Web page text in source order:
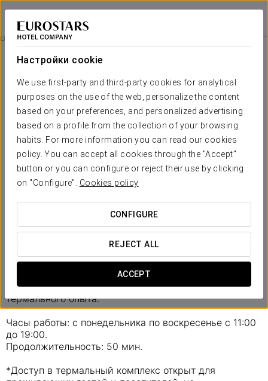
Настройки cookie
We use first-party and third-party cookies for analytical
purposes on the use of the web, personalize the content
based on your preferences, and personalized advertising
based on a profile from the collection of your browsing
habits. For more information you can read our cookies
policy. You can accept all cookies through the "Accept"
button or you can configure or reject their use by clicking
on "Configure". Cookies policy
CONFIGURE
REJECT ALL
ACCEPT
Áurea Palacio de la Tinta
МАЛАГА
Доступ В Термальный Комплекс
25 € за человека (для гостей отеля)
Доступ в термальный комплекс
В термальном комплексе Áurea Palacio de la Tinta вас
ждёт опыт, созданный для того, чтобы отключиться от
повседневного ритма и восстановить внутреннее
равновесие. Ритуал благополучия, направленный на
снятие напряжения и получение уникального
термального опыта.
Часы работы: с понедельника по воскресенье с 11:00
до 19:00.
Продолжительность: 50 мин.
*Доступ в термальный комплекс открыт для